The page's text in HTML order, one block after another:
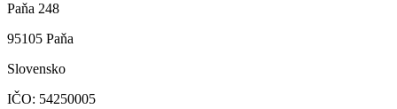
Paňa 248
95105 Paňa
Slovensko
IČO: 54250005